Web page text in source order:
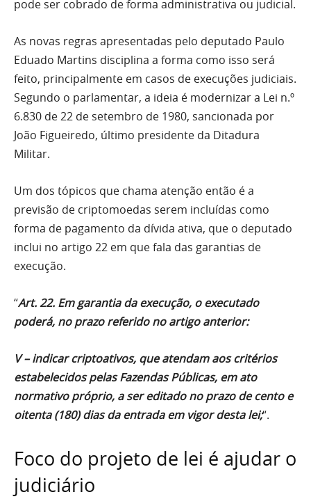
pode ser cobrado de forma administrativa ou judicial.
As novas regras apresentadas pelo deputado Paulo
Eduado Martins disciplina a forma como isso será
feito, principalmente em casos de execuções judiciais.
Segundo o parlamentar, a ideia é modernizar a Lei n.º
6.830 de 22 de setembro de 1980, sancionada por
João Figueiredo, último presidente da Ditadura
Militar.
Um dos tópicos que chama atenção então é a
previsão de criptomoedas serem incluídas como
forma de pagamento da dívida ativa, que o deputado
inclui no artigo 22 em que fala das garantias de
execução.
“Art. 22. Em garantia da execução, o executado
poderá, no prazo referido no artigo anterior:
V – indicar criptoativos, que atendam aos critérios
estabelecidos pelas Fazendas Públicas, em ato
normativo próprio, a ser editado no prazo de cento e
oitenta (180) dias da entrada em vigor desta lei;“.
Foco do projeto de lei é ajudar o
judiciário